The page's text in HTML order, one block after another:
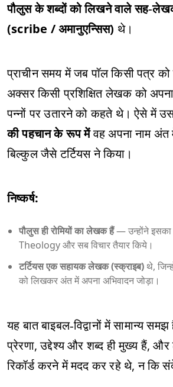
पौलुस के शब्दों को लिखने वाले सह‑लेखक
(scribe / अमानुएन्सिस) थे।
प्राचीन समय में जब पॉल किसी पत्र
अक्सर किसी प्रशिक्षित लेखक को
पन्नों पर उतारने को कहते थे। ऐसे में
की पहचान के रूप मेंवह अपना नाम
बिल्कुल जैसे टर्टियस ने किया।
निष्कर्ष:
पौलुस ही रोमियों का लेखक हैं— उन्होंने इसका
Theology और सब विचार तैयार किये।
टर्टियस एक सहायक लेखक (स्क्राइब) थे,
को लिखकर अंत में अपना अभिवादन जोड़ा।
यह बात बाइबल‑विद्वानों में सामान्य
प्रेरणा, उद्देश्य और शब्द ही मुख्य हैं,
रिकॉर्ड करने में मदद कर रहे थे, न कि